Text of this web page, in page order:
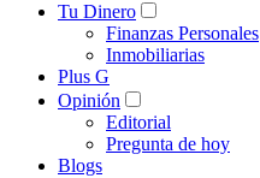
Tu Dinero
Finanzas Personales
Inmobiliarias
Plus G
Opinión
Editorial
Pregunta de hoy
Blogs